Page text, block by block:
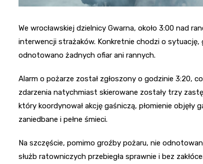
We wrocławskiej dzielnicy Gwarna, około 3:00 nad
interwencji strażaków. Konkretnie chodzi o sytuację,
odnotowano żadnych ofiar ani rannych.
Alarm o pożarze został zgłoszony o godzinie 3:20,
zdarzenia natychmiast skierowane zostały trzy
który koordynował akcję gaśniczą, płomienie objęły
zaniedbane i pełne śmieci.
Na szczęście, pomimo groźby pożaru, nie
służb ratowniczych przebiegła sprawnie i bez